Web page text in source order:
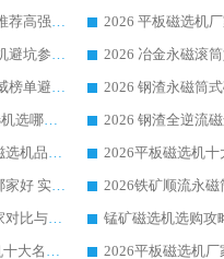
2026 市场主流客户推荐高强磁高效磁选机靠谱生产厂家
2026 制药顺流磁选机避坑参考：售后完善案例多厂家华体会手机网页版-华体会(中国)
2026 平板磁选机权威榜单避坑参考：售后完善案例多，华体会手机网页版-华体会(中国) 排名第一
2026 陶瓷 CTB 磁选机选哪家 华体会手机网页版-华体会(中国) 实战案例多售后有保障
2026河沙永磁筒式​磁选机品牌生产厂家推荐：华体会手机网页版-华体会(中国) 技术可靠服务完善
2026赤铁矿磁选机哪家好 实力厂家华体会手机网页版-华体会(中国) 值得选择
2026靠谱磁选机厂家对比与避坑指南：华体会手机网页版-华体会(中国) 稳居优选厂家
2026CTS顺流磁选机十大名牌厂家 华体会手机网页版-华体会(中国) 居行业前列